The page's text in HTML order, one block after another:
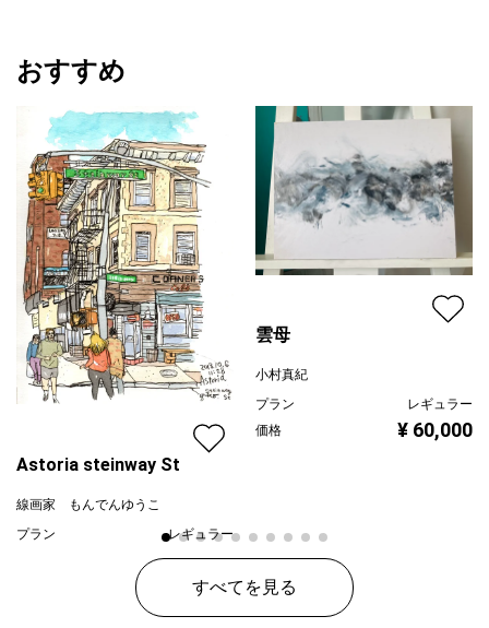
おすすめ
Astoria steinway St
線画家 もんでんゆうこ
プラン
レギュラー
¥ 70,000
雲母
小村真紀
プラン
レギュラー
価格
¥ 60,000
すべてを見る